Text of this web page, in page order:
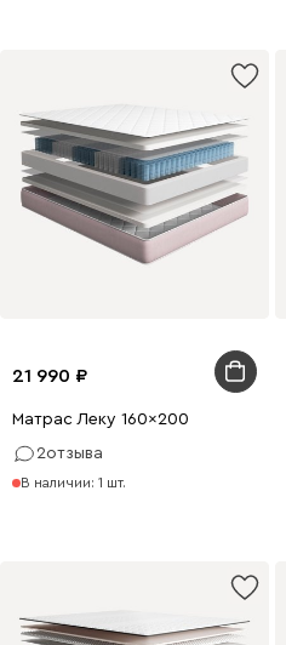
21 990
Матрас Леку 160x200
2отзыва
В наличии: 1 шт.